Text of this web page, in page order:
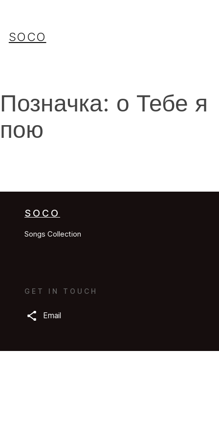
SOCO
Позначка: о Тебе я
пою
SOCO
Songs Collection
GET IN TOUCH
Email